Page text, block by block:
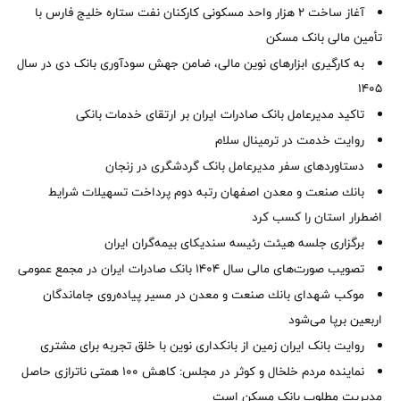
آغاز ساخت ۲ هزار واحد مسکونی کارکنان نفت ستاره خلیج فارس با
تأمین مالی بانک مسکن
به کارگیری ابزارهای نوین مالی، ضامن جهش سودآوری بانک دی در سال
1405
تاکید مدیرعامل بانک صادرات ایران بر ارتقای خدمات بانکی
روایت خدمت در ترمینال سلام
دستاوردهای سفر مدیرعامل بانک گردشگری در زنجان
بانك صنعت و معدن اصفهان رتبه دوم پرداخت تسهیلات شرایط
اضطرار استان را كسب كرد
برگزاری جلسه هیئت رئیسه سندیکای بیمه‌گران ایران
تصویب صورت‌های مالی سال ۱۴۰۴ بانک صادرات ایران در مجمع عمومی
موكب شهدای بانك صنعت و معدن در مسیر پیاده‌روی جاماندگان
اربعین برپا می‌شود
روایت بانک ایران زمین از بانکداری نوین با خلق تجربه برای مشتری
نماینده مردم خلخال و کوثر در مجلس: کاهش ۱۰۰ همتی ناترازی حاصل
مدیریت مطلوب بانک مسکن است